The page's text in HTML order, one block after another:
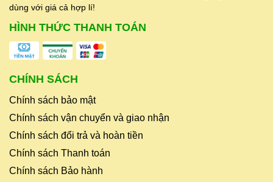
dùng với giá cả hợp lí!
HÌNH THỨC THANH TOÁN
CHÍNH SÁCH
Chính sách bảo mật
Chính sách vận chuyển và giao nhận
Chính sách đổi trả và hoàn tiền
Chính sách Thanh toán
Chính sách Bảo hành